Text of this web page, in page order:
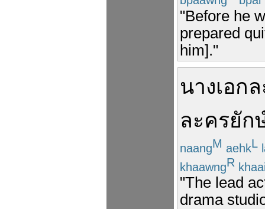
"Before he
prepared
him]."
นางเอก
ละครยัก
naangM aehkL
khaawngR
"The lead
drama